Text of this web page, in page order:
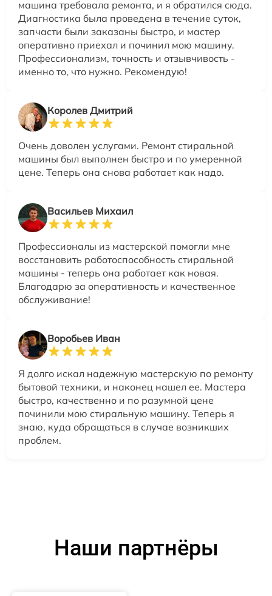
машина требовала ремонта, и я обратился сюда.
Диагностика была проведена в течение суток,
запчасти были заказаны быстро, и мастер
оперативно приехал и починил мою машину.
Профессионализм, точность и отзывчивость -
именно то, что нужно. Рекомендую!
Королев Дмитрий
Очень доволен услугами. Ремонт стиральной
машины был выполнен быстро и по умеренной
цене. Теперь она снова работает как надо.
Васильев Михаил
Профессионалы из мастерской помогли мне
восстановить работоспособность стиральной
машины - теперь она работает как новая.
Благодарю за оперативность и качественное
обслуживание!
Воробьев Иван
Я долго искал надежную мастерскую по ремонту
бытовой техники, и наконец нашел ее. Мастера
быстро, качественно и по разумной цене
починили мою стиральную машину. Теперь я
знаю, куда обращаться в случае возникших
проблем.
Наши партнёры